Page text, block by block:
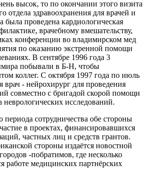
высок, то по окончании этого визита
отдела здравоохранения для врачей и
была проведена кардиологическая
врачебному вмешательству,
конференции во владимирском мед
по оказанию экстренной помощи
В сентябре 1996 года 3
побывали в Б-Н, чтобы
коллег. С октября 1997 года по июль
врач - нейрохирург для проведения
совместно с бригадой скорой помощи
исследований.
сотрудничества обе стороны
в проектах, финансировавшихся
частных лиц и средств грантов.
стороны издаётся новостной
-побратимов, где несколько
работе медицинских партнёрских